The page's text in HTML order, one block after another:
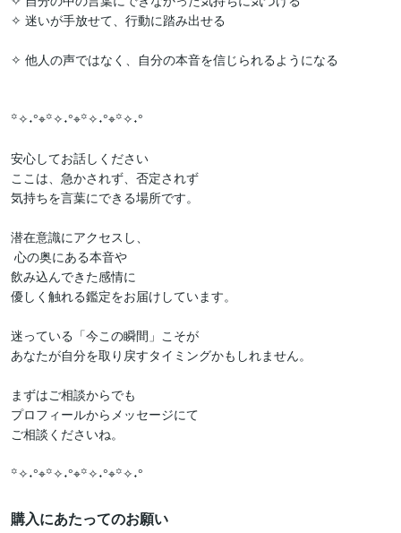
✧ 迷いが手放せて、行動に踏み出せる
✧ 他人の声ではなく、自分の本音を信じられるようになる
꙳✧˖°⌖꙳✧˖°⌖꙳✧˖°⌖꙳✧˖°
安心してお話しください
ここは、急かされず、否定されず
気持ちを言葉にできる場所です。
潜在意識にアクセスし、
飲み込んできた感情に
優しく触れる鑑定をお届けしています。
迷っている「今この瞬間」こそが
あなたが自分を取り戻すタイミングかもしれません。
まずはご相談からでも
プロフィールからメッセージにて
ご相談くださいね。
꙳✧˖°⌖꙳✧˖°⌖꙳✧˖°⌖꙳✧˖°
購入にあたってのお願い